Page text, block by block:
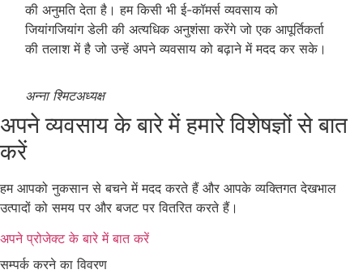
की अनुमति देता है। हम किसी भी ई-कॉमर्स व्यवसाय को
जियांगजियांग डेली की अत्यधिक अनुशंसा करेंगे जो एक आपूर्तिकर्ता
की तलाश में है जो उन्हें अपने व्यवसाय को बढ़ाने में मदद कर सके।
अन्ना श्मिटअध्यक्ष
अपने व्यवसाय के बारे में हमारे विशेषज्ञों से बात
करें
हम आपको नुकसान से बचने में मदद करते हैं और आपके व्यक्तिगत देखभाल
उत्पादों को समय पर और बजट पर वितरित करते हैं।
अपने प्रोजेक्ट के बारे में बात करें
सम्पर्क करने का विवरण